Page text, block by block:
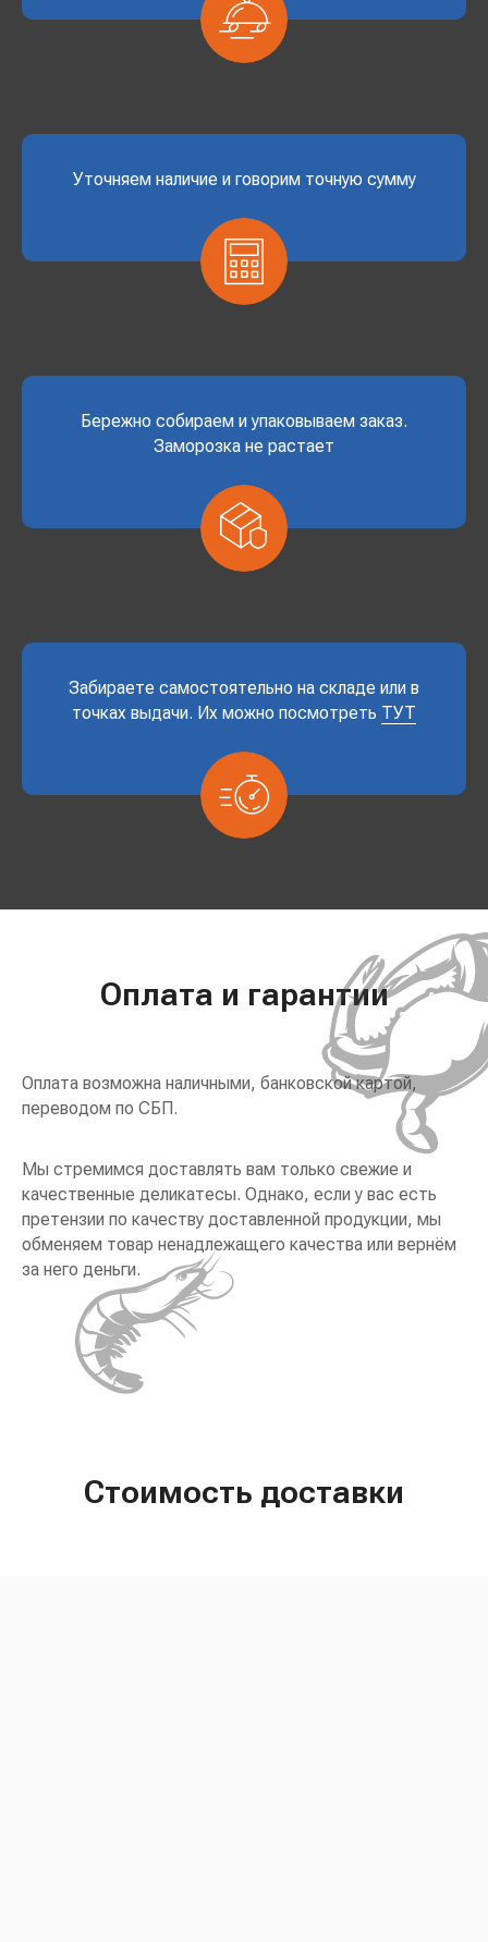
Уточняем наличие и говорим точную сумму
Бережно собираем и упаковываем заказ.
Заморозка не растает
Забираете самостоятельно на складе или в
точках выдачи. Их можно посмотреть ТУТ
Оплата и гарантии
Оплата возможна наличными, банковской картой,
переводом по СБП.
Мы стремимся доставлять вам только свежие и
качественные деликатесы. Однако, если у вас есть
претензии по качеству доставленной продукции, мы
обменяем товар ненадлежащего качества или вернём
за него деньги.
Стоимость доставки